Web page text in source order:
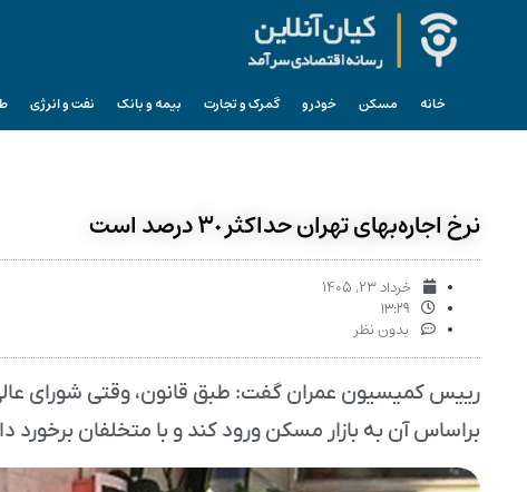
خانه مسکن خودرو گمرک و تجارت بیمه و بانک نفت و انرژی
نرخ اجاره‌بهای تهران حداکثر ٣٠ درصد است
خرداد ۲۳, ۱۴۰۵
۱۳:۲۹
بدون نظر
رییس کمیسیون عمران گفت: طبق قانون، وقتی شورای
براساس آن به بازار مسکن ورود کند و با متخلفان برخورد